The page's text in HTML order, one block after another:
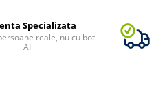
Specializata
reale, nu cu boti
AI